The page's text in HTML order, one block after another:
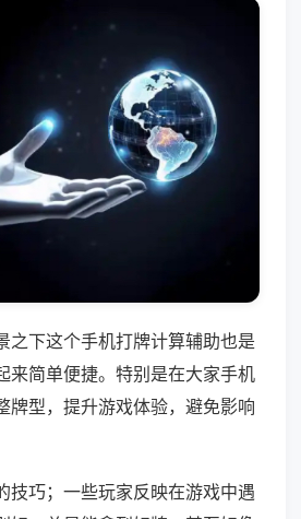
之下这个手机打牌计算辅助也是
来简单便捷。特别是在大家手机
牌型，提升游戏体验，避免影响
技巧；一些玩家反映在游戏中遇